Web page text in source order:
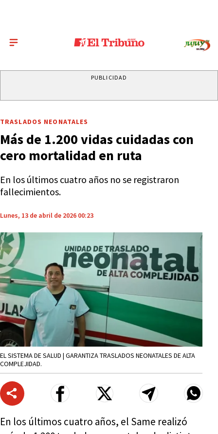
PUBLICIDAD
TRASLADOS NEONATALES
Más de 1.200 vidas cuidadas con
cero mortalidad en ruta
En los últimos cuatro años no se registraron
fallecimientos.
Lunes, 13 de abril de 2026 00:23
EL SISTEMA DE SALUD | GARANTIZA TRASLADOS NEONATALES DE ALTA
COMPLEJIDAD.
En los últimos cuatro años, el Same realizó